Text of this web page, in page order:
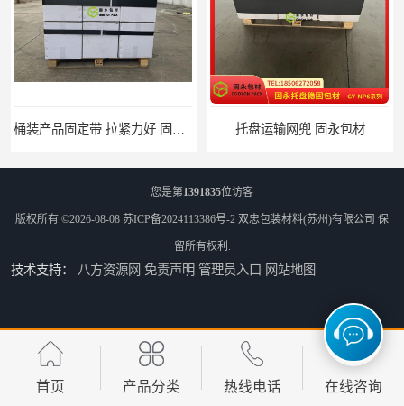
桶装产品固定带 拉紧力好 固永包材 托盘运输网兜 固永包材
托盘打包绑带 固永包材 托盘裹包布兜 固永包材
您是第1391835位访客
版权所有 ©2026-08-08 苏ICP备2024113386号-2 双忠包装材料(苏州)有限公司 保
留所有权利.
技术支持： 八方资源网 免责声明 管理员入口 网站地图
首页 产品分类 热线电话 在线咨询